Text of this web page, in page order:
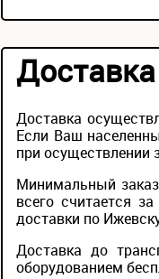
Доставка
Если Ваш
при осуществлении
Минимальный
всего считается
доставки по
Доставка до
оборудованием